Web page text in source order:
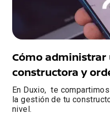
Cómo administrar
constructora y
En Duxio, te
la gestión de tu
nivel.